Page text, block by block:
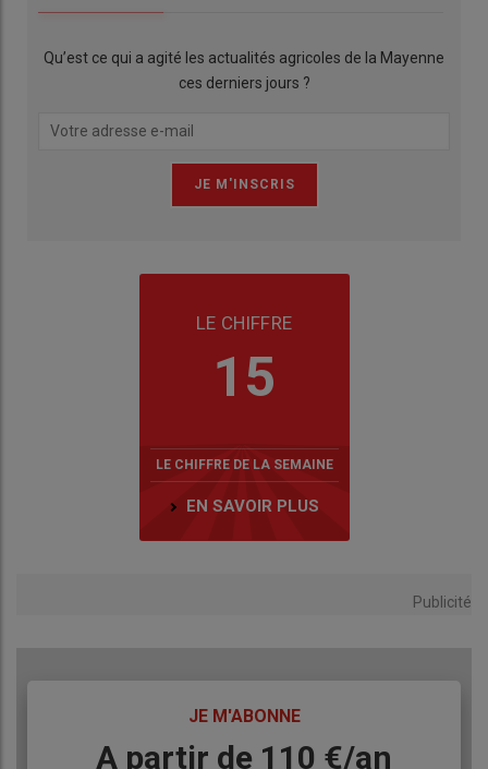
Qu’est ce qui a agité les actualités agricoles de la Mayenne
ces derniers jours ?
LE CHIFFRE
15
LE CHIFFRE DE LA SEMAINE
EN SAVOIR PLUS
Publicité
JE M'ABONNE
BodyA partir de 110 €/an